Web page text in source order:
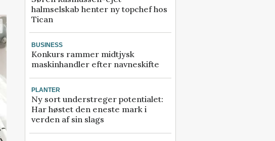
halmselskab henter ny topchef hos
Tican
BUSINESS
Konkurs rammer midtjysk
maskinhandler efter navneskifte
PLANTER
Ny sort understreger potentialet:
Har høstet den eneste mark i
verden af sin slags